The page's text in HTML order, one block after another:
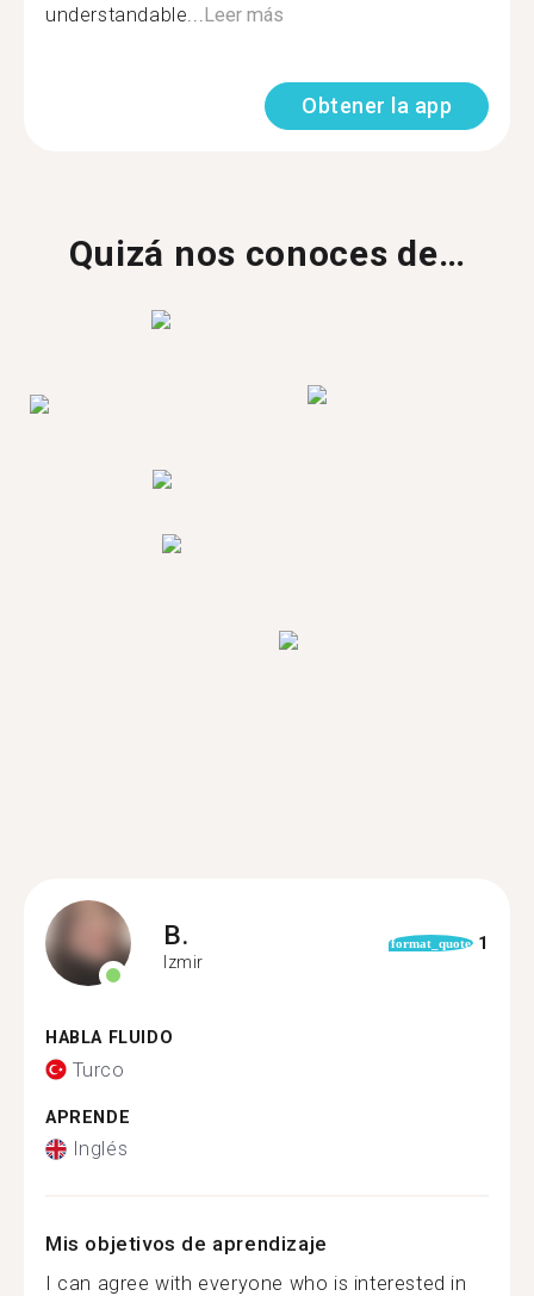
understandable...Leer más
Obtener la app
Quizá nos conoces de…
B.
Izmir
format_quote 1
HABLA FLUIDO
Turco
APRENDE
Inglés
Mis objetivos de aprendizaje
I can agree with everyone who is interested in